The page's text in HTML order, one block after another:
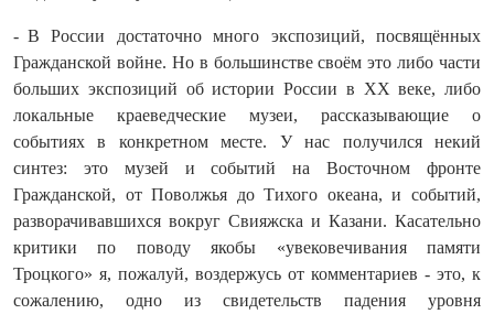
- В России достаточно много экспозиций, посвящённых
Гражданской войне. Но в большинстве своём это либо части
больших экспозиций об истории России в XX веке, либо
локальные краеведческие музеи, рассказывающие о
событиях в конкретном месте. У нас получился некий
синтез: это музей и событий на Восточном фронте
Гражданской, от Поволжья до Тихого океана, и событий,
разворачивавшихся вокруг Свияжска и Казани. Касательно
критики по поводу якобы «увековечивания памяти
Троцкого» я, пожалуй, воздержусь от комментариев - это, к
сожалению, одно из свидетельств падения уровня